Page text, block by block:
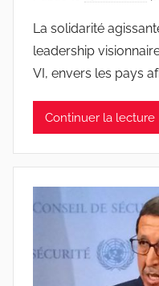
La solidarité
leadership
VI, envers les pays
Continuer la lecture